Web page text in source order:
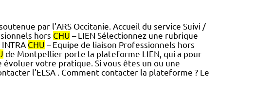
par l’ARS Occitanie. Accueil du service Suivi /
hors CHU – LIEN Sélectionnez une rubrique
CHU – Equipe de liaison Professionnels hors
de Montpellier porte la plateforme LIEN, qui a pour
votre pratique. Si vous êtes un ou une
l'ELSA . Comment contacter la plateforme ? Le